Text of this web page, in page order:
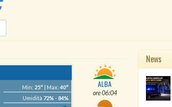
Min: 25° | Max:40°
Umidità 72%-84%
ALBA
ore 06:04
News